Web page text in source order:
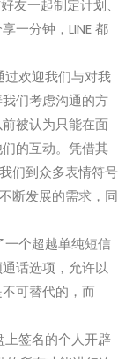
友一起制定计划、
一分钟，LINE 都
过欢迎我们与对我
们考虑沟通的方
被认为只能在面
的互动。凭借其
们到众多表情符号
断发展的需求，同
一个超越单纯短信
话选项，允许以
可替代的，而
上签名的个人开辟